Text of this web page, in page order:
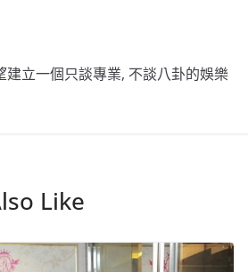
立一個只談專業, 不談八卦的娛樂
Like